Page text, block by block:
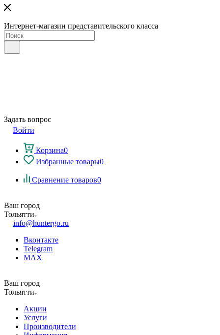
Интернет-магазин представительского класса
Задать вопрос
Войти
Корзина0
Избранные товары0
Сравнение товаров0
Ваш город
Тольятти
info@huntergo.ru
Вконтакте
Telegram
MAX
Ваш город
Тольятти
Акции
Услуги
Производители